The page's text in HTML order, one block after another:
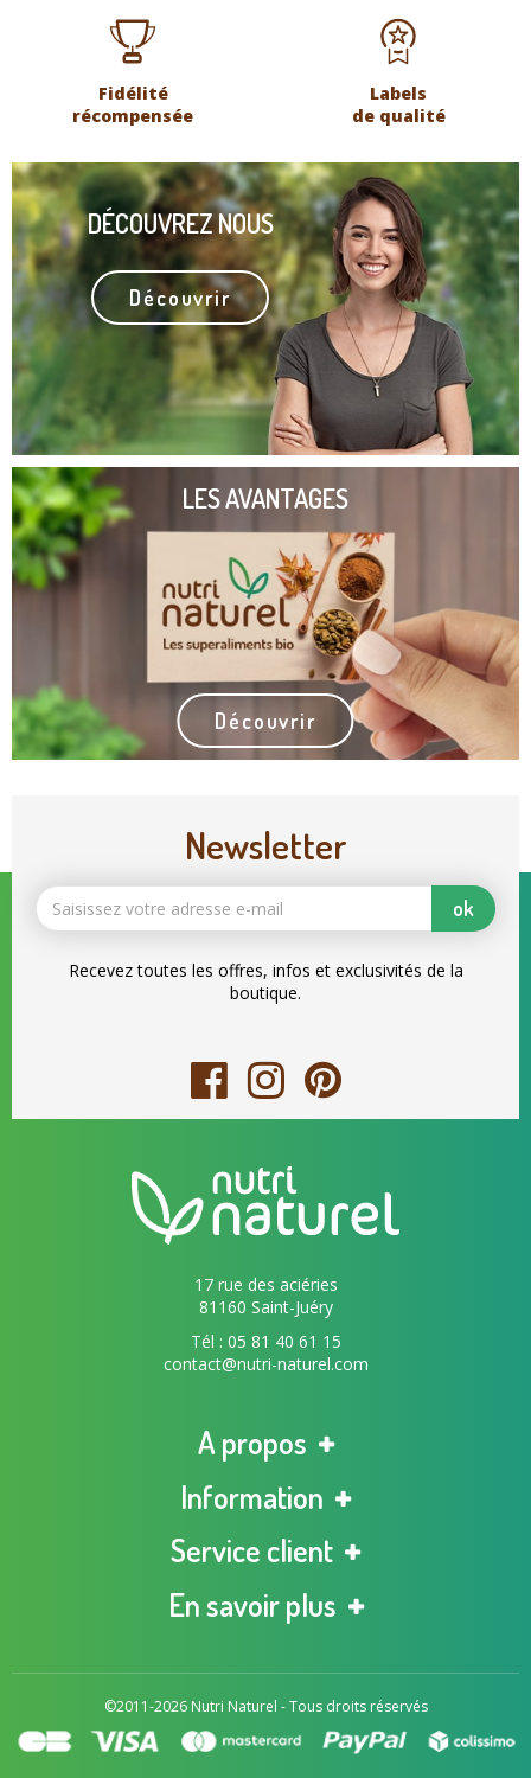
Fidélité
récompensée
Labels
de qualité
DÉCOUVREZ NOUS
Découvrir
LES AVANTAGES
Découvrir
Newsletter
ok
Recevez toutes les offres, infos et exclusivités de la
boutique.
17 rue des aciéries
81160 Saint-Juéry
Tél : 05 81 40 61 15
contact@nutri-naturel.com
A propos
Information
Service client
En savoir plus
©2011-2026 Nutri Naturel - Tous droits réservés